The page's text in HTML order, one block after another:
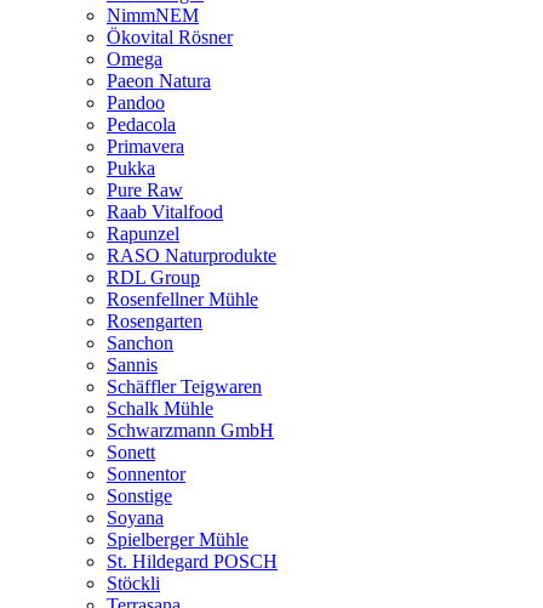
NimmNEM
Ökovital Rösner
Omega
Paeon Natura
Pandoo
Pedacola
Primavera
Pukka
Pure Raw
Raab Vitalfood
Rapunzel
RASO Naturprodukte
RDL Group
Rosenfellner Mühle
Rosengarten
Sanchon
Sannis
Schäffler Teigwaren
Schalk Mühle
Schwarzmann GmbH
Sonett
Sonnentor
Sonstige
Soyana
Spielberger Mühle
St. Hildegard POSCH
Stöckli